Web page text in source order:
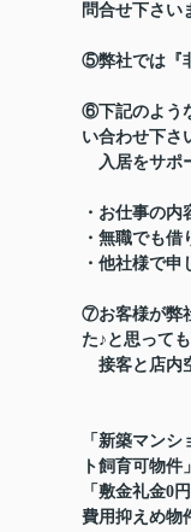
問合せ下さい
⑤弊社では『
⑥下記のよう
い合わせ下さ
入居をサポ
・お仕事の内
・無職でも借
・他社様で申
⑦お客様が弊
た♪と思って
接客と店内
「新築マン
ト飼育可物件」
「敷金礼金0
費用抑えめ物